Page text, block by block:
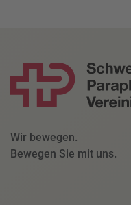
Wir bewegen.
Bewegen Sie mit uns.